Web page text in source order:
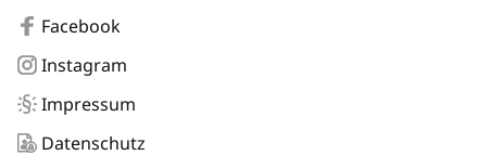
Facebook
Instagram
Impressum
Datenschutz